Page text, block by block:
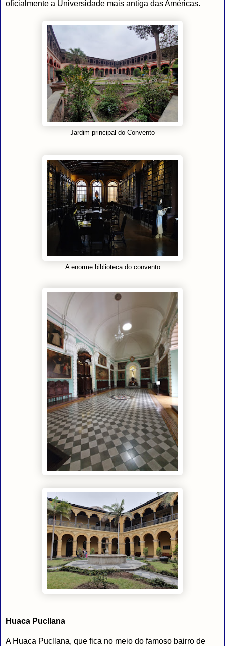
oficialmente a Universidade mais antiga das Américas.
Jardim principal do Convento
A enorme biblioteca do convento
Huaca Pucllana
A Huaca Pucllana, que fica no meio do famoso bairro de